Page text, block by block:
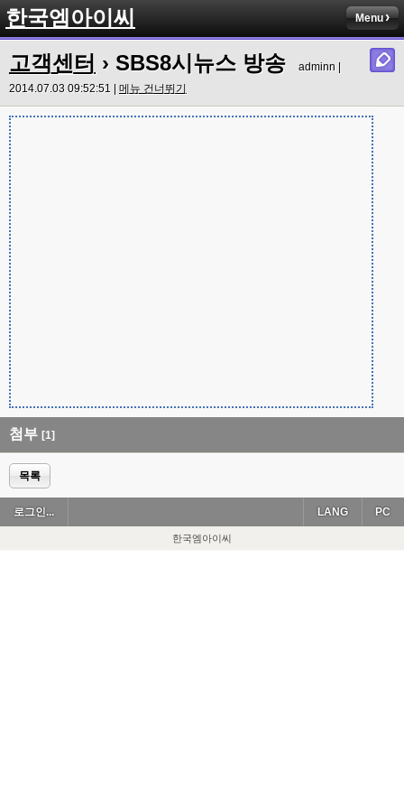
한국엠아이씨 Menu
고객센터 › SBS8시뉴스 방송
adminn |
2014.07.03 09:52:51 | 메뉴 건너뛰기
첨부 [1]
목록
로그인... PC
LANG
한국엠아이씨